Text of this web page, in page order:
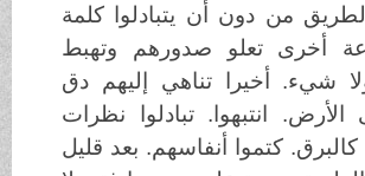
من دون أن يتبادلوا كلمة
أخرى تعلو صدورهم وتهبط
شيء. أخيرا تناهي إليهم دق
انتبهوا. تبادلوا نظرات
كتموا أنفاسهم. بعد قليل